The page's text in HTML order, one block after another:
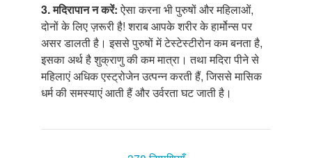
3. मदिरापान न करें:ऐसा करना भी पुरुषों और महिलाओं,
दोनों के लिए ज़रूरी है! शराब आपके शरीर के हार्मोन्स पर
असर डालती है। इससे पुरुषों में टेस्टेस्टीरोन कम बनता है,
इसका अर्थ है शुक्राणु की कम मात्रा। तथा मदिरा पीने से
महिलाएं अधिक एस्ट्रोजेन उत्पन्न करती हैं, जिससे मासिक
धर्म की समस्याएं आती हैं और उर्वरता घट जाती है।